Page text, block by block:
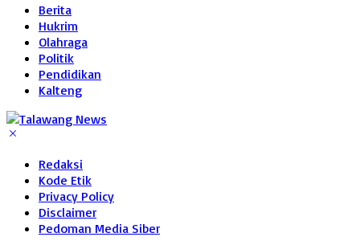
Berita
Hukrim
Olahraga
Politik
Pendidikan
Kalteng
Redaksi
Kode Etik
Privacy Policy
Disclaimer
Pedoman Media Siber